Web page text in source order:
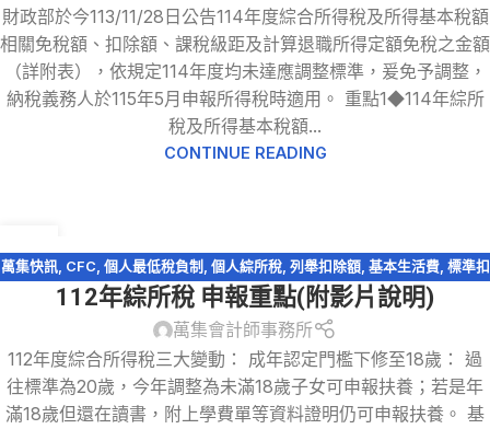
財政部於今113/11/28日公告114年度綜合所得稅及所得基本稅額
相關免稅額、扣除額、課稅級距及計算退職所得定額免稅之金額
（詳附表），依規定114年度均未達應調整標準，爰免予調整，
納稅義務人於115年5月申報所得稅時適用。 重點1◆114年綜所
稅及所得基本稅額...
CONTINUE READING
13
5 月
萬集快訊, CFC, 個人最低稅負制 , 個人綜所稅, 列舉扣除額, 基本生活費, 標準扣
稅務法規 ,綜所稅免稅額, 股利收入,薪資所得特別扣除額,財產交易損益
購屋貸款利息
112年綜所稅 申報重點(附影片說明)
萬集會計師事務所
112年度綜合所得稅三大變動： 成年認定門檻下修至18歲： 過
往標準為20歲，今年調整為未滿18歲子女可申報扶養；若是年
滿18歲但還在讀書，附上學費單等資料證明仍可申報扶養。 基